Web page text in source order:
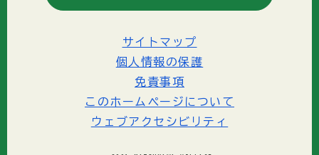
サイトマップ
個人情報の保護
免責事項
このホームページについて
ウェブアクセシビリティ